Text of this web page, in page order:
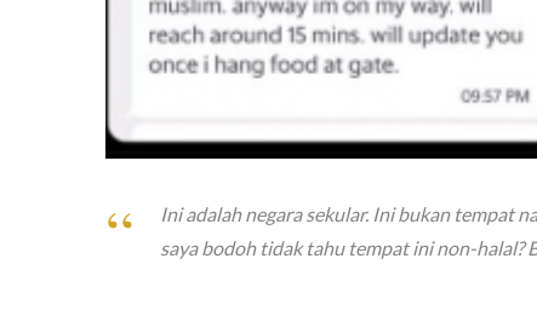
Ini adalah negara sekular. Ini bukan tempat
saya bodoh tidak tahu tempat ini non-halal?